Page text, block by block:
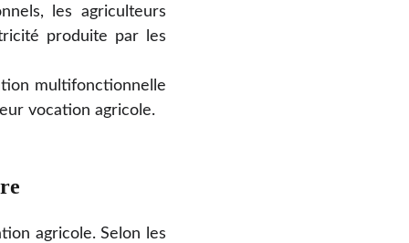
les agriculteurs
produite par les
multifonctionnelle
vocation agricole.
agricole. Selon les